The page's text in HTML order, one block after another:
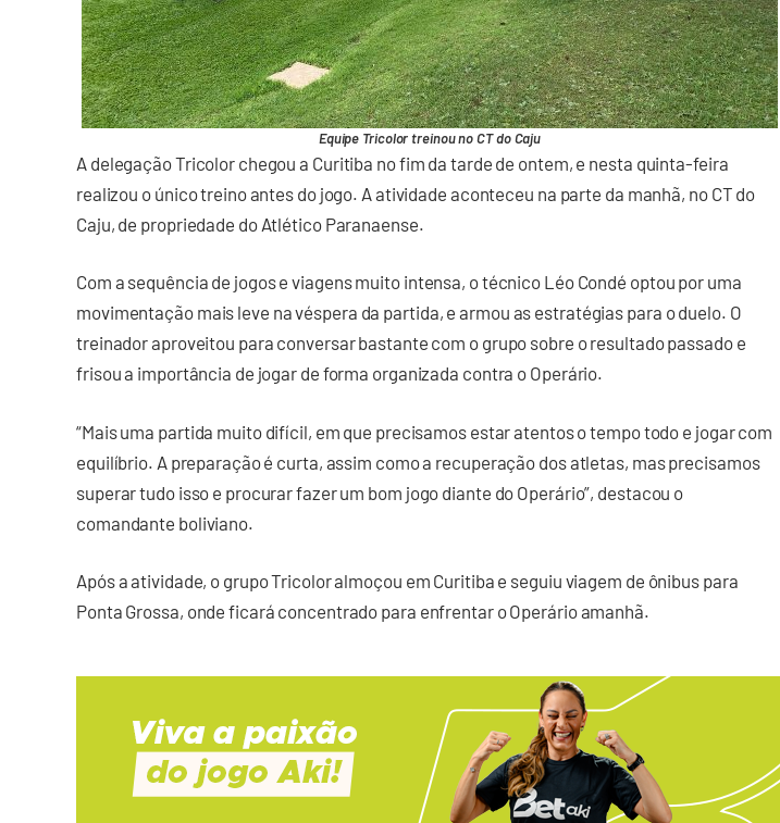
Equipe Tricolor treinou no CT do Caju
A delegação Tricolor chegou a Curitiba no fim da tarde de ontem, e nesta quinta-feira
realizou o único treino antes do jogo. A atividade aconteceu na parte da manhã, no CT do
Caju, de propriedade do Atlético Paranaense.
Com a sequência de jogos e viagens muito intensa, o técnico Léo Condé optou por uma
movimentação mais leve na véspera da partida, e armou as estratégias para o duelo. O
treinador aproveitou para conversar bastante com o grupo sobre o resultado passado e
frisou a importância de jogar de forma organizada contra o Operário.
“Mais uma partida muito difícil, em que precisamos estar atentos o tempo todo e jogar com
equilíbrio. A preparação é curta, assim como a recuperação dos atletas, mas precisamos
superar tudo isso e procurar fazer um bom jogo diante do Operário”, destacou o
comandante boliviano.
Após a atividade, o grupo Tricolor almoçou em Curitiba e seguiu viagem de ônibus para
Ponta Grossa, onde ficará concentrado para enfrentar o Operário amanhã.